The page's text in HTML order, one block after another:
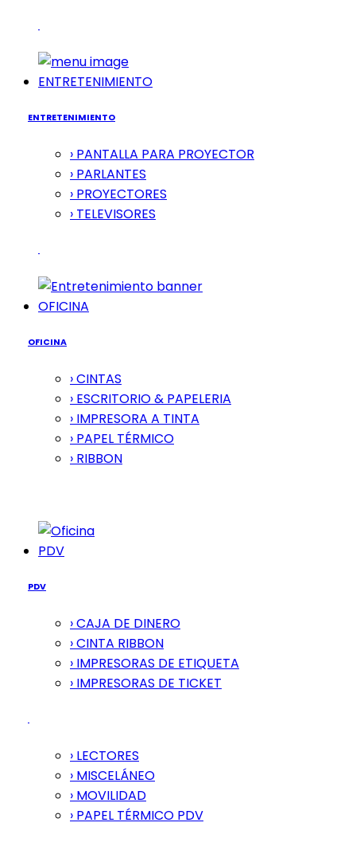
ENTRETENIMIENTO
ENTRETENIMIENTO
› PANTALLA PARA PROYECTOR
› PARLANTES
› PROYECTORES
› TELEVISORES
OFICINA
OFICINA
› CINTAS
› ESCRITORIO & PAPELERIA
› IMPRESORA A TINTA
› PAPEL TÉRMICO
› RIBBON
PDV
PDV
› CAJA DE DINERO
› CINTA RIBBON
› IMPRESORAS DE ETIQUETA
› IMPRESORAS DE TICKET
› LECTORES
› MISCELÁNEO
› MOVILIDAD
› PAPEL TÉRMICO PDV